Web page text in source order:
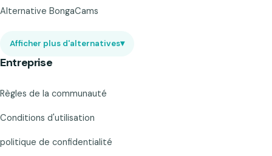
Alternative BongaCams
Afficher plus d'alternatives▾
Entreprise
Règles de la communauté
Conditions d'utilisation
politique de confidentialité